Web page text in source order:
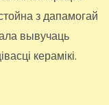
з дапамогай
вывучаць
керамікі.